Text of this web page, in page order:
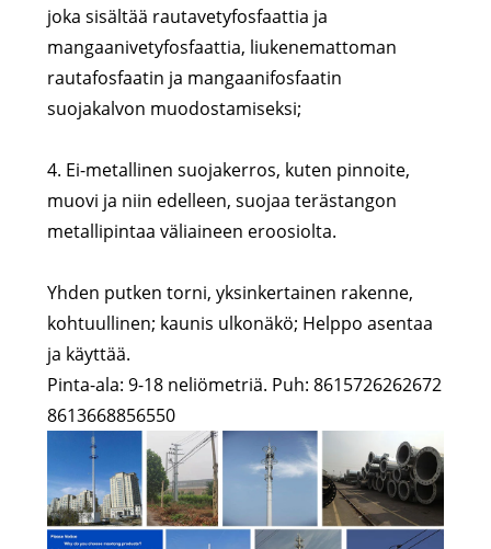
joka sisältää rautavetyfosfaattia ja
mangaanivetyfosfaattia, liukenemattoman
rautafosfaatin ja mangaanifosfaatin
suojakalvon muodostamiseksi;
4. Ei-metallinen suojakerros, kuten pinnoite,
muovi ja niin edelleen, suojaa terästangon
metallipintaa väliaineen eroosiolta.
Yhden putken torni, yksinkertainen rakenne,
kohtuullinen; kaunis ulkonäkö; Helppo asentaa
ja käyttää.
Pinta-ala: 9-18 neliömetriä. Puh: 8615726262672
8613668856550